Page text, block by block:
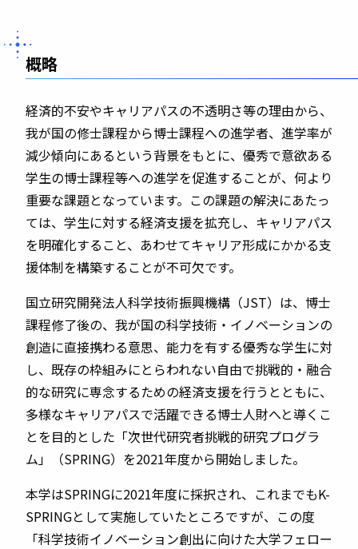
概略
経済的不安やキャリアパスの不透明さ等の理由から、
我が国の修士課程から博士課程への進学者、進学率が
減少傾向にあるという背景をもとに、優秀で意欲ある
学生の博士課程等への進学を促進することが、何より
重要な課題となっています。この課題の解決にあたっ
ては、学生に対する経済支援を拡充し、キャリアパス
を明確化すること、あわせてキャリア形成にかかる支
援体制を構築することが不可欠です。
国立研究開発法人科学技術振興機構（JST）は、博士
課程修了後の、我が国の科学技術・イノベーションの
創造に直接携わる意思、能力を有する優秀な学生に対
し、既存の枠組みにとらわれない自由で挑戦的・融合
的な研究に専念するための経済支援を行うとともに、
多様なキャリアパスで活躍できる博士人財へと導くこ
とを目的とした「次世代研究者挑戦的研究プログラ
ム」（SPRING）を2021年度から開始しました。
本学はSPRINGに2021年度に採択され、これまでもK-
SPRINGとして実施していたところですが、この度
「科学技術イノベーション創出に向けた大学フェロー